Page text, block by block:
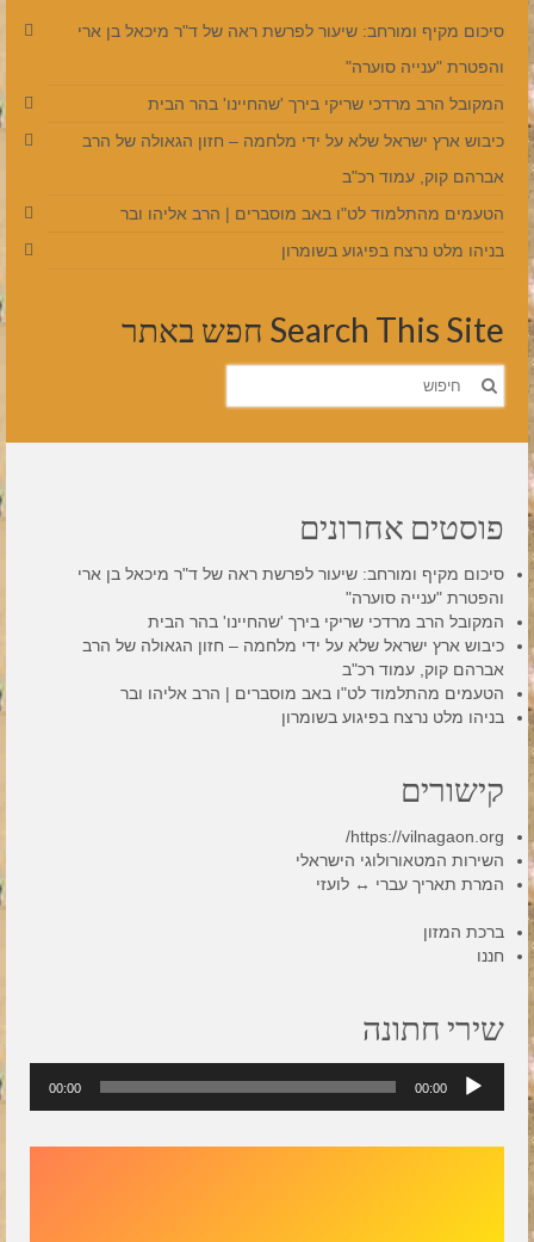
סיכום מקיף ומורחב: שיעור לפרשת ראה של ד"ר מיכאל בן ארי
והפטרת "ענייה סוערה"
המקובל הרב מרדכי שריקי בירך 'שהחיינו' בהר הבית
כיבוש ארץ ישראל שלא על ידי מלחמה – חזון הגאולה של הרב
אברהם קוק, עמוד רכ"ב
הטעמים מהתלמוד לט"ו באב מוסברים | הרב אליהו ובר
בניהו מלט נרצח בפיגוע בשומרון
Search This Site חפש באתר
חפש
את:
פוסטים אחרונים
סיכום מקיף ומורחב: שיעור לפרשת ראה של ד"ר מיכאל בן ארי
והפטרת "ענייה סוערה"
המקובל הרב מרדכי שריקי בירך 'שהחיינו' בהר הבית
כיבוש ארץ ישראל שלא על ידי מלחמה – חזון הגאולה של הרב
אברהם קוק, עמוד רכ"ב
הטעמים מהתלמוד לט"ו באב מוסברים | הרב אליהו ובר
בניהו מלט נרצח בפיגוע בשומרון
קישורים
https://vilnagaon.org/
השירות המטאורולוגי הישראלי
המרת תאריך עברי ↔ לועזי
ברכת המזון
חננו
שירי חתונה
אודיו
00:00
00:00